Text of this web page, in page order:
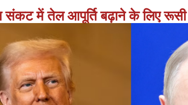
संकट में तेल आपूर्ति बढ़ाने के लिए रूसी